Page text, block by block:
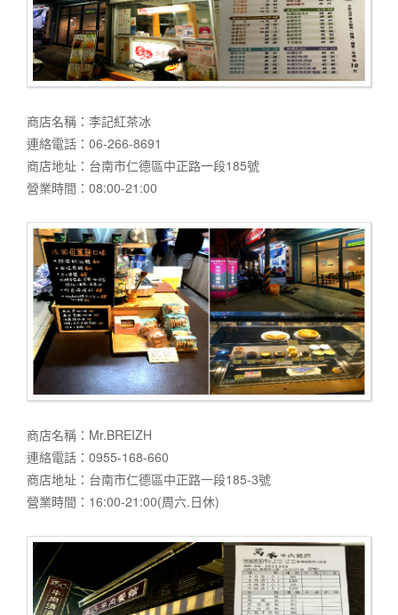
商店名稱：李記紅茶冰
連絡電話：06-266-8691
商店地址：台南市仁德區中正路一段185號
營業時間：08:00-21:00
商店名稱：Mr.BREIZH
連絡電話：0955-168-660
商店地址：台南市仁德區中正路一段185-3號
營業時間：16:00-21:00(周六.日休)